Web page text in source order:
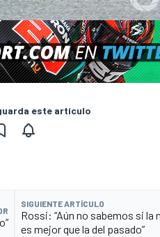
este artículo
SIGUIENTE ARTÍCULO
Rossi: “Aún no sabemos si la
es mejor que la del pasado”